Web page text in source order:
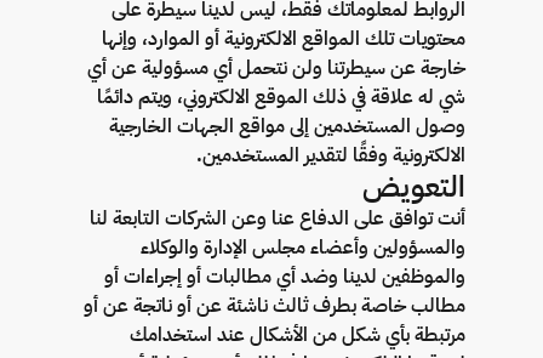
الروابط لمعلوماتك فقط، ليس لدينا سيطرة على
محتويات تلك المواقع الالكترونية أو الموارد، وإنها
خارجة عن سيطرتنا ولن نتحمل أي مسؤولية عن أي
شي له علاقة في ذلك الموقع الالكتروني، ويتم دائمًا
وصول المستخدمين إلى مواقع الجهات الخارجية
الالكترونية وفقًا لتقدير المستخدمين.
التعويض
أنت توافق على الدفاع عنا وعن الشركات التابعة لنا
والمسؤولين وأعضاء مجلس الإدارة والوكلاء
والموظفين لدينا وضد أي مطالبات أو إجراءات أو
مطالب خاصة بطرف ثالث ناشئة عن أو ناتجة عن أو
مرتبطة بأي شكل من الأشكال عند استخدامك